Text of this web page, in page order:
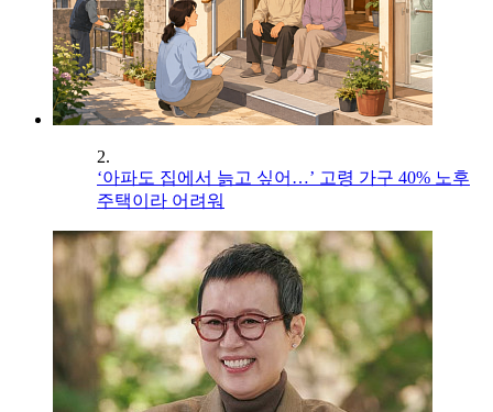
2.
‘아파도 집에서 늙고 싶어…’ 고령 가구 40% 노후
주택이라 어려워